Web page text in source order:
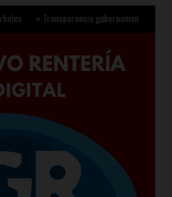
Transparencia gubernamental se fortalece con